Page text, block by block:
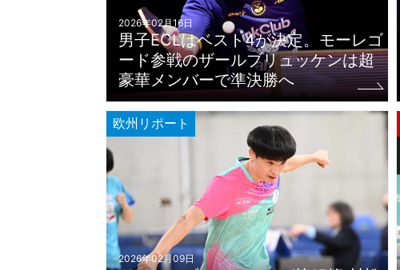
2026年02月16日
男子ECLはベスト4が決定。モーレゴ
ード参戦のザールブリュッケンは超
豪華メンバーで準決勝へ
欧州リポート
2026年02月09日